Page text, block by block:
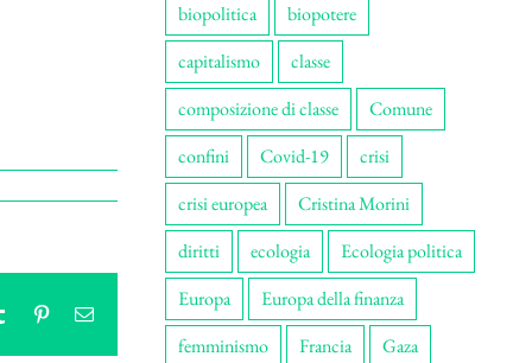
TumblrPinterestEmail
biopolitica
biopotere
capitalismo
classe
composizione di classe
Comune
confini
Covid-19
crisi
crisi europea
Cristina Morini
diritti
ecologia
Ecologia politica
Europa
Europa della finanza
femminismo
Francia
Gaza